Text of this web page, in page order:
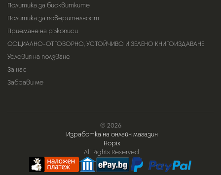
Политика за бисквитките
Политика за поверителност
Приемане на ръкописи
СОЦИАЛНО-ОТГОВОРНО, УСТОЙЧИВО И ЗЕЛЕНО КНИГОИЗДАВАНЕ
Условия на ползване
За нас
Забрави ме
© 2026
Изработка на онлайн магазин
Hopix
. All Rights Reserved.